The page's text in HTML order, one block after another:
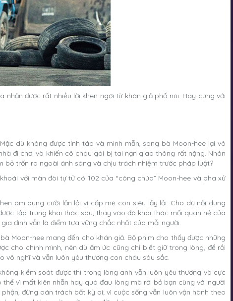
được rất nhiều lời khen ngợi từ khán giả phố núi. Hãy cùng với
dù không được tỉnh táo và minh mẫn, song bà Moon-hee lại vô
đi chơi và khiến cô cháu gái bị tai nạn giao thông rất nặng. Nhân
trốn ra ngoài ánh sáng và chịu trách nhiệm trước pháp luật?
với màn đòi tự tử có 102 của “công chúa” Moon-hee và pha xử
ôm bụng cười lăn lội vì cặp mẹ con siêu lầy lội. Cho dù nội dung
tập trung khai thác sâu, thay vào đó khai thác mối quan hệ của
đình vẫn là điểm tựa vững chắc nhất của mỗi người.
Moon-hee mang đến cho khán giả. Bộ phim cho thấy được những
cho chính mình, nên dù ấm ức cũng chỉ biết giữ trong lòng, để rồi
nghĩ và vẫn luôn yêu thương con cháu sâu sắc.
kiểm soát được thì trong lòng anh vẫn luôn yêu thương và cực
vì mất kiên nhẫn hay quá đau lòng mà rời bỏ bạn cùng với người
đừng oán trách bất kỳ ai; vì cuộc sống vẫn luôn vận hành theo